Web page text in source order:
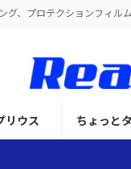
グ、プロテクションフィル
リウス ちょっと